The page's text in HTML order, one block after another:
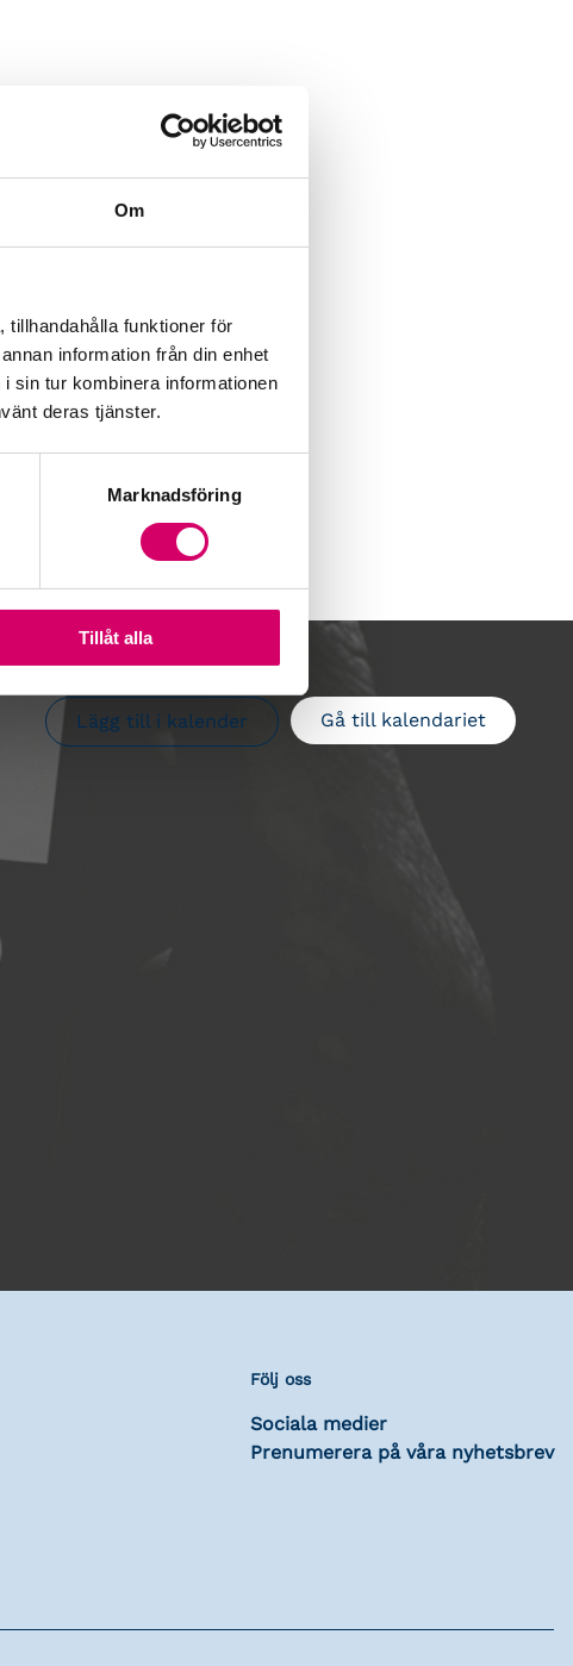
Om
tillhandahålla funktioner för
information från din enhet
sin tur kombinera informationen
deras tjänster.
Marknadsföring
Tillåt alla
Gå till kalendariet
Lägg till i kalender
Följ oss
Sociala medier
Prenumerera på våra nyhetsbrev